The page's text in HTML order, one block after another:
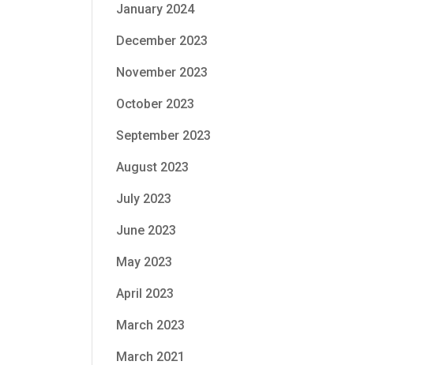
January 2024
December 2023
November 2023
October 2023
September 2023
August 2023
July 2023
June 2023
May 2023
April 2023
March 2023
March 2021